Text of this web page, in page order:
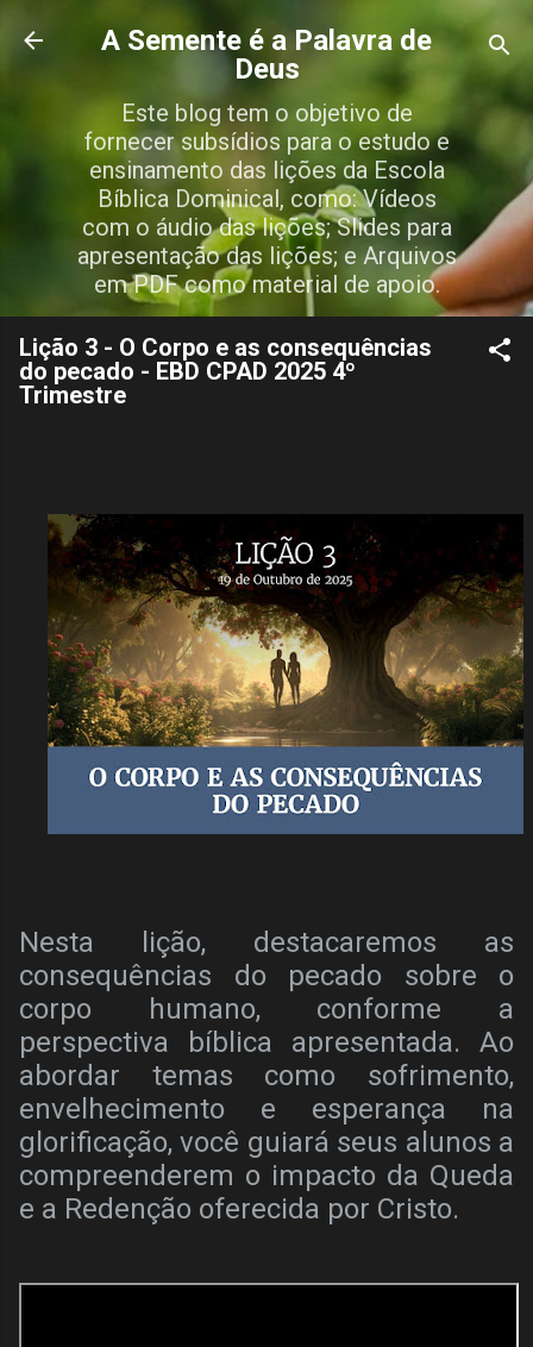
Pular para o conteúdo principal
A Semente é a Palavra de
Deus
Este blog tem o objetivo de
fornecer subsídios para o estudo e
ensinamento das lições da Escola
Bíblica Dominical, como: Vídeos
com o áudio das lições; Slides para
apresentação das lições; e Arquivos
em PDF como material de apoio.
Lição 3 - O Corpo e as consequências
do pecado - EBD CPAD 2025 4º
Trimestre
Nesta lição, destacaremos as
consequências do pecado sobre o
corpo humano, conforme a
perspectiva bíblica apresentada. Ao
abordar temas como sofrimento,
envelhecimento e esperança na
glorificação, você guiará seus alunos a
compreenderem o impacto da Queda
e a Redenção oferecida por Cristo.